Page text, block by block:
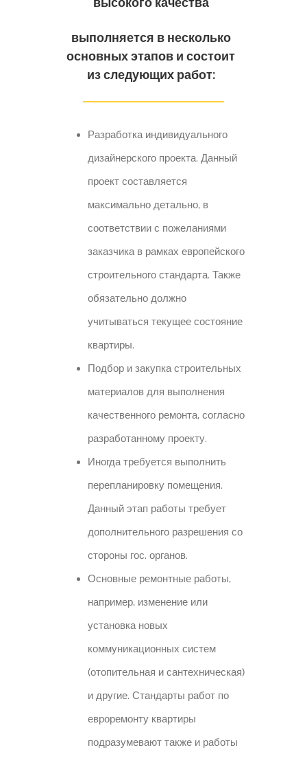
выполняется в несколько
основных этапов и состоит
из следующих работ:
Разработка индивидуального
дизайнерского проекта. Данный
проект составляется
максимально детально, в
соответствии с пожеланиями
заказчика в рамках европейского
строительного стандарта. Также
обязательно должно
учитываться текущее состояние
квартиры.
Подбор и закупка строительных
материалов для выполнения
качественного ремонта, согласно
разработанному проекту.
Иногда требуется выполнить
перепланировку помещения.
Данный этап работы требует
дополнительного разрешения со
стороны гос. органов.
Основные ремонтные работы,
например, изменение или
установка новых
коммуникационных систем
(отопительная и сантехническая)
и другие. Стандарты работ по
евроремонту квартиры
подразумевают также и работы